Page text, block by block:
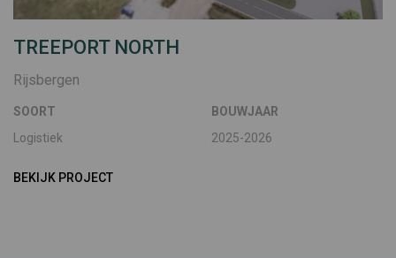
TREEPORT NORTH
Rijsbergen
SOORT
Logistiek
BOUWJAAR
2025-2026
BEKIJK PROJECT